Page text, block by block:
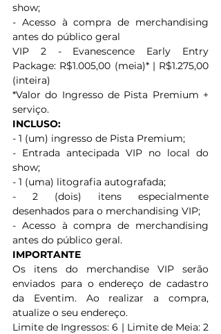
show;
- Acesso à compra de merchandising
antes do público geral
VIP 2 - Evanescence Early Entry
Package: R$1.005,00 (meia)* | R$1.275,00
(inteira)
*Valor do Ingresso de Pista Premium +
serviço.
INCLUSO:
- 1 (um) ingresso de Pista Premium;
- Entrada antecipada VIP no local do
show;
- 1 (uma) litografia autografada;
- 2 (dois) itens especialmente
desenhados para o merchandising VIP;
- Acesso à compra de merchandising
antes do público geral.
IMPORTANTE
Os itens do merchandise VIP serão
enviados para o endereço de cadastro
da Eventim. Ao realizar a compra,
atualize o seu endereço.
Limite de Ingressos: 6 | Limite de Meia: 2